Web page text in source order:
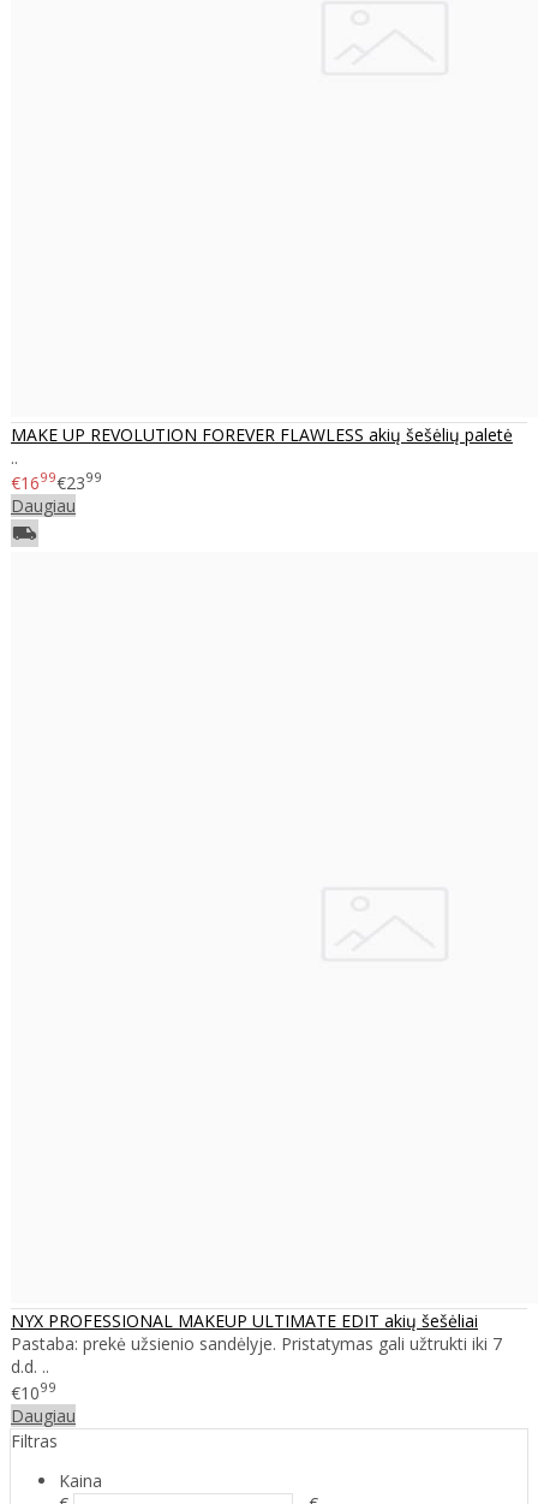
MAKE UP REVOLUTION FOREVER FLAWLESS akių šešėlių paletė
..
€1699€2399
Daugiau
NYX PROFESSIONAL MAKEUP ULTIMATE EDIT akių šešėliai
Pastaba: prekė užsienio sandėlyje. Pristatymas gali užtrukti iki 7
d.d. ..
€1099
Daugiau
Filtras
Kaina